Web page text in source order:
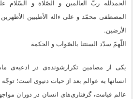
الحمدلله ربّ العالمین و الصّلاة و السّلام
المصطفى محمّد و على ءاله الأطیبین الأطهرین
الأرضین.
اللّهمّ سدّد السنتنا بالصّواب و الحکمة
یکى از مضامین تکرارشونده‌ى در ادعیه‌ى
انسانها به عوالم بعد از حیات دنیوى است؛
عالم قیامت، گرفتارى‌هاى انسان در دوران